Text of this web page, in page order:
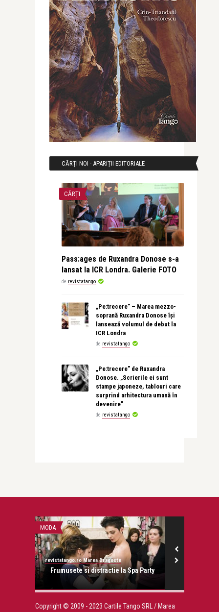
CĂRȚI NOI - APARIȚII EDITORIALE
CĂRȚI
Pass:ages de Ruxandra Donose s-a
lansat la ICR Londra. Galerie FOTO
de revistatango
„Pe:trecere” – Marea mezzo-
soprană Ruxandra Donose își
lansează volumul de debut la
ICR Londra
de revistatango
„Pe:trecere” de Ruxandra
Donose. „Scrierile ei sunt
stampe japoneze, tablouri care
surprind arhitectura umană în
devenire”
de revistatango
MODA
revistatango.ro Marea Dragoste
Frumusete si distractie la Spa Party
Copyright © 2009 - 2023 Cartile Tango SRL / Marea